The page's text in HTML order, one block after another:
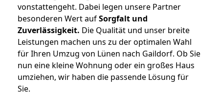
vonstattengeht. Dabei legen unsere Partner
besonderen Wert aufSorgfalt und
Zuverlässigkeit. Die Qualität und unser breite
Leistungen machen uns zu der optimalen Wahl
für Ihren Umzug von Lünen nach Gaildorf. Ob Sie
nun eine kleine Wohnung oder ein großes Haus
umziehen, wir haben die passende Lösung für
Sie.